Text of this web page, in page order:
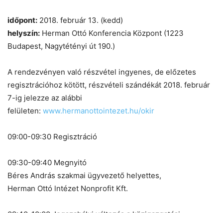
időpont: 2018. február 13. (kedd)
helyszín: Herman Ottó Konferencia Központ (1223
Budapest, Nagytétényi út 190.)
A rendezvényen való részvétel ingyenes, de előzetes
regisztrációhoz kötött, részvételi szándékát 2018. február
7-ig jelezze az alábbi
felületen: www.hermanottointezet.hu/okir
09:00-09:30 Regisztráció
09:30-09:40 Megnyitó
Béres András szakmai ügyvezető helyettes,
Herman Ottó lntézet Nonprofit Kft.